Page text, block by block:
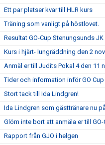
Ett par platser kvar till HLR kurs
Träning som vanligt på höstlovet.
Resultat GO-Cup Stenungsunds JK
Kurs i hjärt- lungräddning den 2
Anmäl er till Judits Pokal 4 den 11
Tider och information inför GO Cup
Stort tack till Ida Lindgren!
Ida Lindgren som gästtränare nu
Glöm inte bort att anmäla er till GO-
Rapport från GJO i helgen